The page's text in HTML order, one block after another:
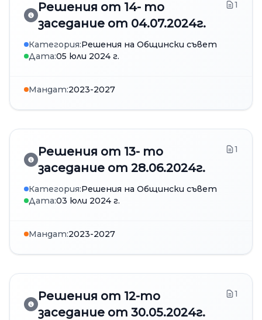
Решения от 14- то
заседание от 04.07.2024г.
1
Категория:Решения на Общински съвет
Дата:05 юли 2024 г.
Мандат:2023-2027
Решения от 13- то
заседание от 28.06.2024г.
1
Категория:Решения на Общински съвет
Дата:03 юли 2024 г.
Мандат:2023-2027
Решения от 12-то
заседание от 30.05.2024г.
1